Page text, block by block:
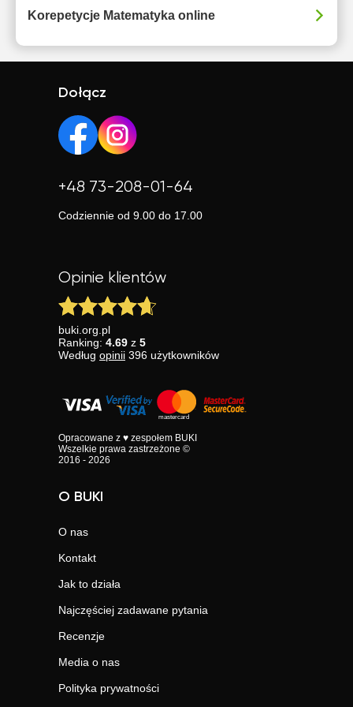
Korepetycje Matematyka online
Dołącz
+48 73-208-01-64
Codziennie od 9.00 do 17.00
Opinie klientów
buki.org.pl
Ranking: 4.69 z 5
Według opinii 396 użytkowników
Opracowane z ♥ zespołem BUKI
Wszelkie prawa zastrzeżone ©
2016 - 2026
O BUKI
O nas
Kontakt
Jak to działa
Najczęściej zadawane pytania
Recenzje
Media o nas
Polityka prywatności